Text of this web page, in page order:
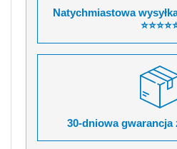
Natychmiastowa
30-dniowa gwarancja